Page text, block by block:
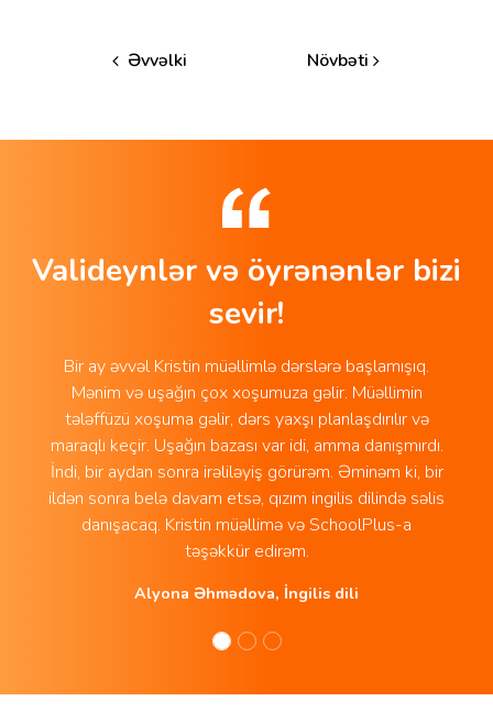
Əvvəlki Növbəti
Valideynlər və öyrənənlər bizi
sevir!
Bir ay əvvəl Kristin müəllimlə dərslərə başlamışıq.
Mənim və uşağın çox xoşumuza gəlir. Müəllimin
tələffüzü xoşuma gəlir, dərs yaxşı planlaşdırılır və
maraqlı keçir. Uşağın bazası var idi, amma danışmırdı.
İndi, bir aydan sonra irəliləyiş görürəm. Əminəm ki, bir
ildən sonra belə davam etsə, qızım ingilis dilində səlis
danışacaq. Kristin müəllimə və SchoolPlus-a
təşəkkür edirəm.
Alyona Əhmədova, İngilis dili